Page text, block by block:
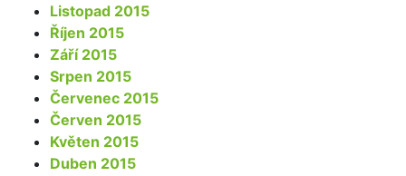
Listopad 2015
Říjen 2015
Září 2015
Srpen 2015
Červenec 2015
Červen 2015
Květen 2015
Duben 2015